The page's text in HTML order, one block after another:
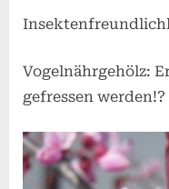
Vogelnährgehölz:
gefressen werden!?